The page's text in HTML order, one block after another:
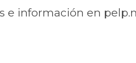
e información en